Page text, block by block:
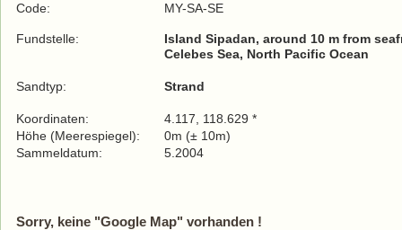
Code:
MY-SA-SE
Fundstelle:
Island Sipadan, around 10 m from
Celebes Sea, North Pacific Ocean
Sandtyp: Strand
Koordinaten:
4.117, 118.629 *
Höhe (Meerespiegel):
0m (± 10m)
Sammeldatum:
5.2004
Sorry, keine "Google Map" vorhanden !